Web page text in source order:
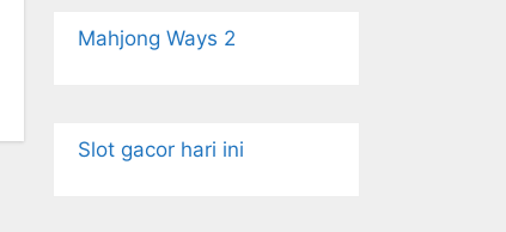
Mahjong Ways 2
Slot gacor hari ini